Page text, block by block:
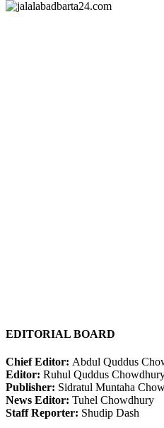
EDITORIAL BOARD
Chief Editor: Abdul Quddus
Editor: Ruhul Quddus
Publisher: Sidratul Muntaha
News Editor: Tuhel Chowdhury
Staff Reporter: Shudip Dash